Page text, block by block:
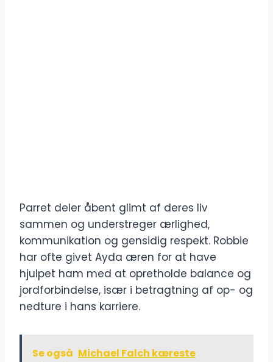
Parret deler åbent glimt af deres liv
sammen og understreger ærlighed,
kommunikation og gensidig respekt. Robbie
har ofte givet Ayda æren for at have
hjulpet ham med at opretholde balance og
jordforbindelse, især i betragtning af op- og
nedture i hans karriere.
Se også Michael Falch kæreste